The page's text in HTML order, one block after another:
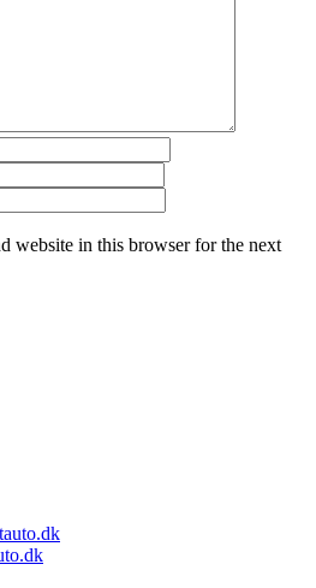
website in this browser for the next